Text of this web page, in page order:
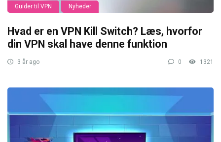
Guider til VPN Nyheder
Hvad er en VPN Kill Switch? Læs, hvorfor
din VPN skal have denne funktion
3 år ago 0 1321